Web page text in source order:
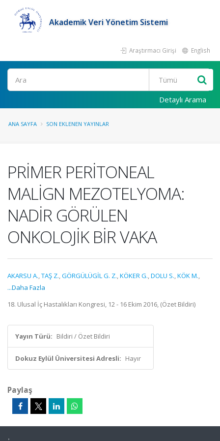
Akademik Veri Yönetim Sistemi
Araştırmacı Girişi English
Ara
Detaylı Arama
ANA SAYFA SON EKLENEN YAYINLAR
PRİMER PERİTONEAL
MALİGN MEZOTELYOMA:
NADİR GÖRÜLEN
ONKOLOJİK BİR VAKA
AKARSU A.,TAŞ Z.,GÖRGÜLÜGİL G. Z.,KÖKER G.,DOLU S.,KÖK M.,
...Daha Fazla
18. Ulusal İç Hastalıkları Kongresi, 12 - 16 Ekim 2016, (Özet Bildiri)
Yayın Türü: Bildiri / Özet Bildiri
Dokuz Eylül Üniversitesi Adresli: Hayır
Paylaş